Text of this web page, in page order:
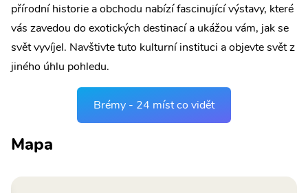
přírodní historie a obchodu nabízí fascinující výstavy, které
vás zavedou do exotických destinací a ukážou vám, jak se
svět vyvíjel. Navštivte tuto kulturní instituci a objevte svět z
jiného úhlu pohledu.
Brémy - 24 míst co vidět
Mapa